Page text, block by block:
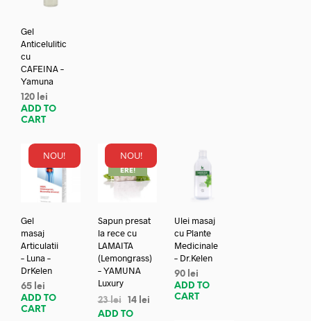
Gel
Anticelulitic
cu
CAFEINA –
Yamuna
120 lei
ADD TO
CART
NOU!
Gel
masaj
Articulatii
– Luna –
DrKelen
65 lei
ADD TO
CART
NOU!
REDUC
ERE!
Sapun presat
la rece cu
LAMAITA
(Lemongrass)
– YAMUNA
Luxury
23lei 14 lei
ADD TO
Ulei masaj
cu Plante
Medicinale
– Dr.Kelen
90 lei
ADD TO
CART